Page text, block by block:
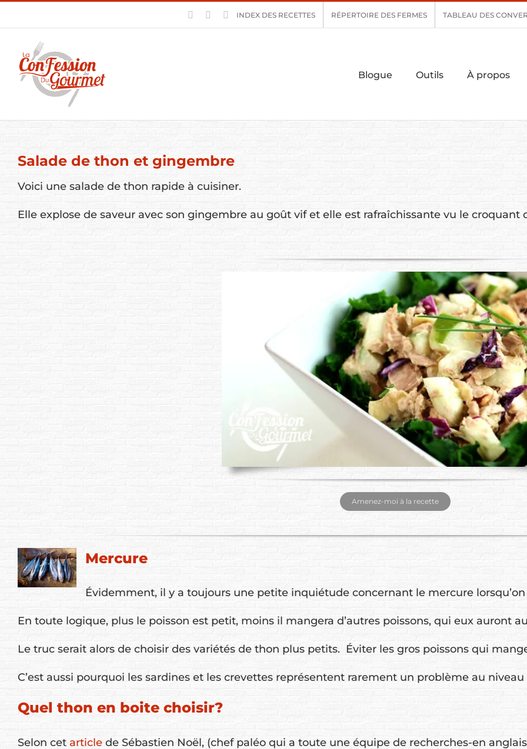
content
INDEX DES RECETTES RÉPERTOIRE DES FERMES TABLEAU DES
FacebookPinterestYouTube
Blogue Outils À propos
Salade de thon et gingembre
Voici une salade de thon rapide à cuisiner.
Elle explose de saveur avec son gingembre au goût vif et elle est rafraîchissante vu le croquant
Amenez-moi à la recette
Mercure
Évidemment, il y a toujours une petite inquiétude concernant le mercure
En toute logique, plus le poisson est petit, moins il mangera d’autres poissons, qui eux auront
Le truc serait alors de choisir des variétés de thon plus petits. Éviter les gros poissons qui
C’est aussi pourquoi les sardines et les crevettes représentent rarement un problème au
Quel thon en boite choisir?
Selon cet article de Sébastien Noël, (chef paléo qui a toute une équipe de recherches-en